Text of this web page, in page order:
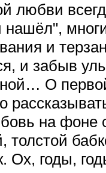
любви
и
и забыв
О
на фоне
толстой
Ох, годы,